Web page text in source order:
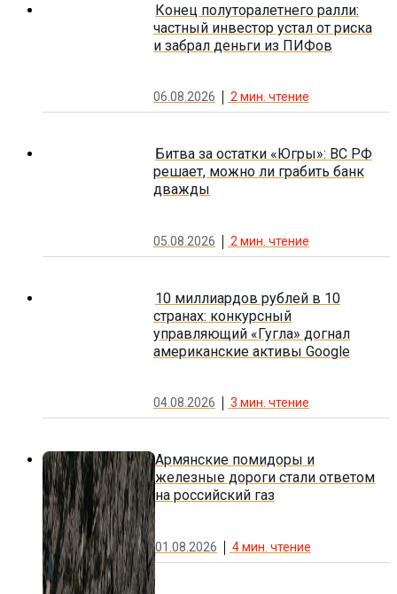
Конец полуторалетнего ралли:
частный инвестор устал от риска
и забрал деньги из ПИФов
06.08.2026 2 мин. чтение
Битва за остатки «Югры»: ВС РФ
решает, можно ли грабить банк
дважды
05.08.2026 2 мин. чтение
10 миллиардов рублей в 10
странах: конкурсный
управляющий «Гугла» догнал
американские активы Google
04.08.2026 3 мин. чтение
Армянские помидоры и
железные дороги стали ответом
на российский газ
01.08.2026 4мин. чтение